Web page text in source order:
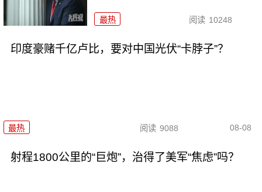
最热 阅读 10248
印度豪赌千亿卢比，要对中国光伏“卡脖子”？
最热 阅读 9088 08-08
射程1800公里的“巨炮”，治得了美军“焦虑”吗？